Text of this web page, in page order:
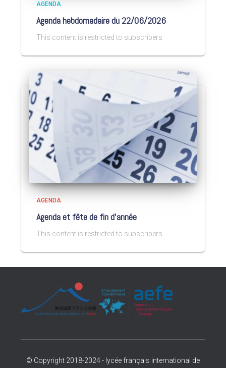
AGENDA
Agenda hebdomadaire du 22/06/2026
This content is restricted to subscribers
AGENDA
Agenda et fête de fin d’année
This content is restricted to subscribers
© Copyright 2018-2024 - lycée français international de